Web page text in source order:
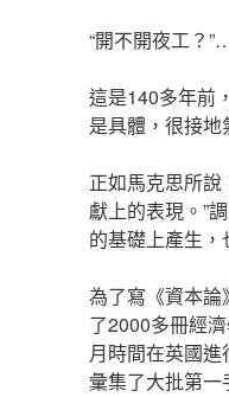
“開不開夜工？
這是140多年前
是具體，很接地
正如馬克思所
獻上的表現。”
的基礎上產生，
為了寫《資本
了2000多冊經
月時間在英國
彙集了大批第一